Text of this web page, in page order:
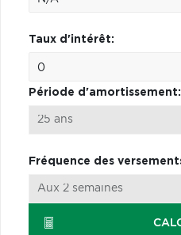
Taux d'intérêt:
Période d'amortissement:
Fréquence des